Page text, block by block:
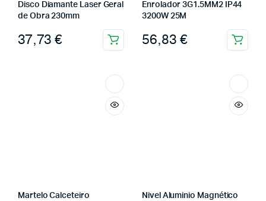
Disco Diamante Laser Geral
de Obra 230mm
37,73 €
Enrolador 3G1.5MM2 IP44
3200W 25M
56,83 €
Martelo Calceteiro
Nivel Aluminio Magnético